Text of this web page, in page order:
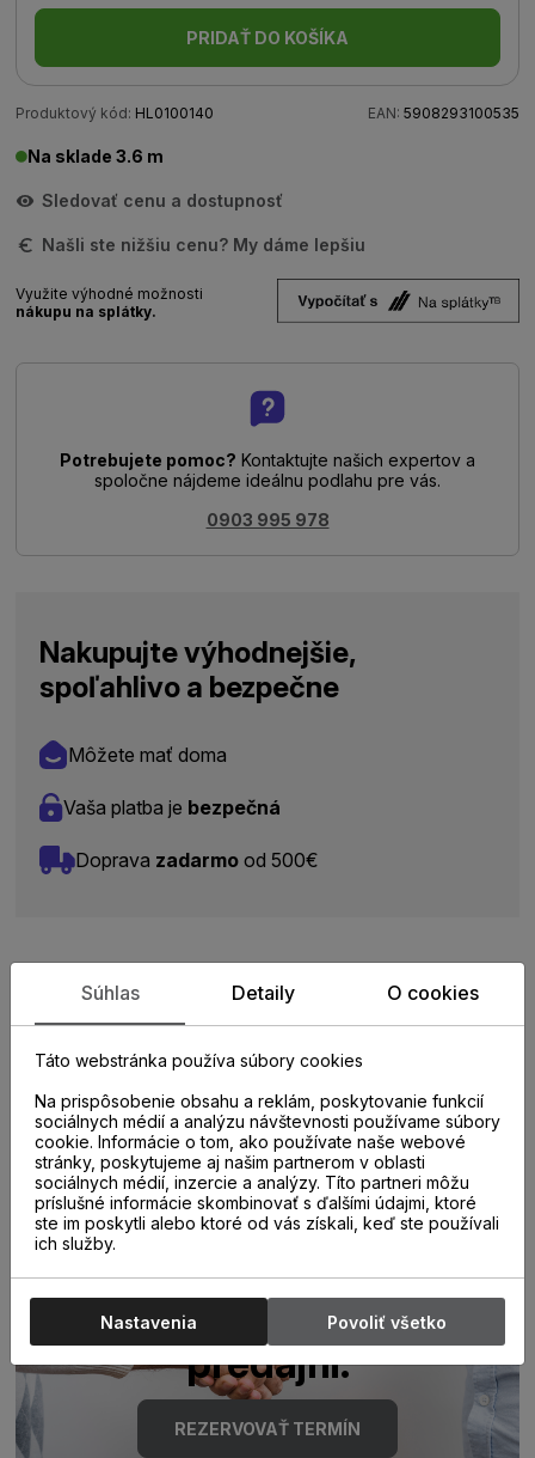
PRIDAŤ DO KOŠÍKA
Produktový kód: HL0100140 EAN: 5908293100535
Na sklade 3.6 m
Sledovať cenu a dostupnosť
Našli ste nižšiu cenu? My dáme lepšiu
Využite výhodné možnosti
nákupu na splátky.
Potrebujete pomoc? Kontaktujte našich expertov a
spoločne nájdeme ideálnu podlahu pre vás.
0903 995 978
Nakupujte výhodnejšie,
spoľahlivo a bezpečne
Môžete mať doma
Vaša platba je bezpečná
Doprava zadarmo od 500€
Zistite viac o vlastnostiach
Poraďte sa s
odborníkom u nás na
predajni.
REZERVOVAŤ TERMÍN
Súhlas Detaily O cookies
Táto webstránka používa súbory cookies
Na prispôsobenie obsahu a reklám, poskytovanie funkcií
sociálnych médií a analýzu návštevnosti používame súbory
cookie. Informácie o tom, ako používate naše webové
stránky, poskytujeme aj našim partnerom v oblasti
sociálnych médií, inzercie a analýzy. Títo partneri môžu
príslušné informácie skombinovať s ďalšími údajmi, ktoré
ste im poskytli alebo ktoré od vás získali, keď ste používali
ich služby.
Nastavenia Povoliť všetko